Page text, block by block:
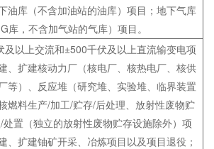
油库（不含加油站的油库）项目；地下气库
库，不含加气站的气库）项目。
及以上交流和±500千伏及以上直流输变电项
、扩建核动力厂（核电厂、核热电厂、核供
等）、反应堆（研究堆、实验堆、临界装置
燃料生产/加工/贮存/后处理、放射性废物贮
处置（独立的放射性废物贮存设施除外）项
、扩建铀矿开采、冶炼项目以及项目退役；